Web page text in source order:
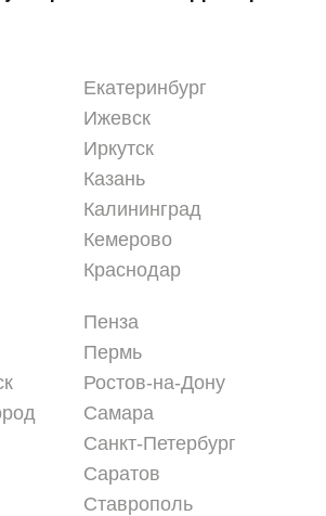
Екатеринбург
Ижевск
Иркутск
Казань
Калининград
Кемерово
Краснодар
Пенза
Пермь
Ростов-на-Дону
Самара
Санкт-Петербург
Саратов
Ставрополь